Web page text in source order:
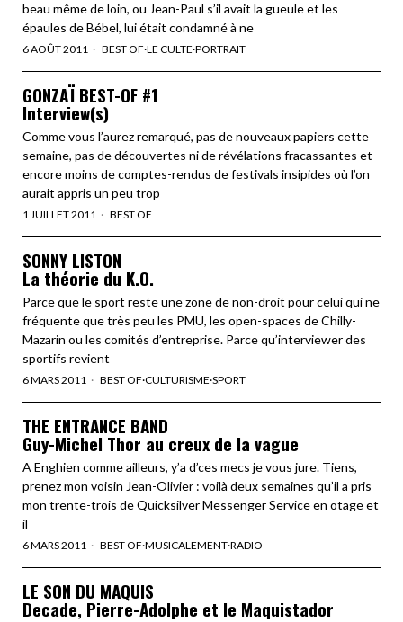
beau même de loin, ou Jean-Paul s’il avait la gueule et les
épaules de Bébel, lui était condamné à ne
6 AOÛT 2011 BEST OF·LE CULTE·PORTRAIT
GONZAÏ BEST-OF #1
Interview(s)
Comme vous l’aurez remarqué, pas de nouveaux papiers cette
semaine, pas de découvertes ni de révélations fracassantes et
encore moins de comptes-rendus de festivals insipides où l’on
aurait appris un peu trop
1 JUILLET 2011 BEST OF
SONNY LISTON
La théorie du K.O.
Parce que le sport reste une zone de non-droit pour celui qui ne
fréquente que très peu les PMU, les open-spaces de Chilly-
Mazarin ou les comités d’entreprise. Parce qu’interviewer des
sportifs revient
6 MARS 2011 BEST OF·CULTURISME·SPORT
THE ENTRANCE BAND
Guy-Michel Thor au creux de la vague
A Enghien comme ailleurs, y’a d’ces mecs je vous jure. Tiens,
prenez mon voisin Jean-Olivier : voilà deux semaines qu’il a pris
mon trente-trois de Quicksilver Messenger Service en otage et
il
6 MARS 2011 BEST OF·MUSICALEMENT·RADIO
LE SON DU MAQUIS
Decade, Pierre-Adolphe et le Maquistador